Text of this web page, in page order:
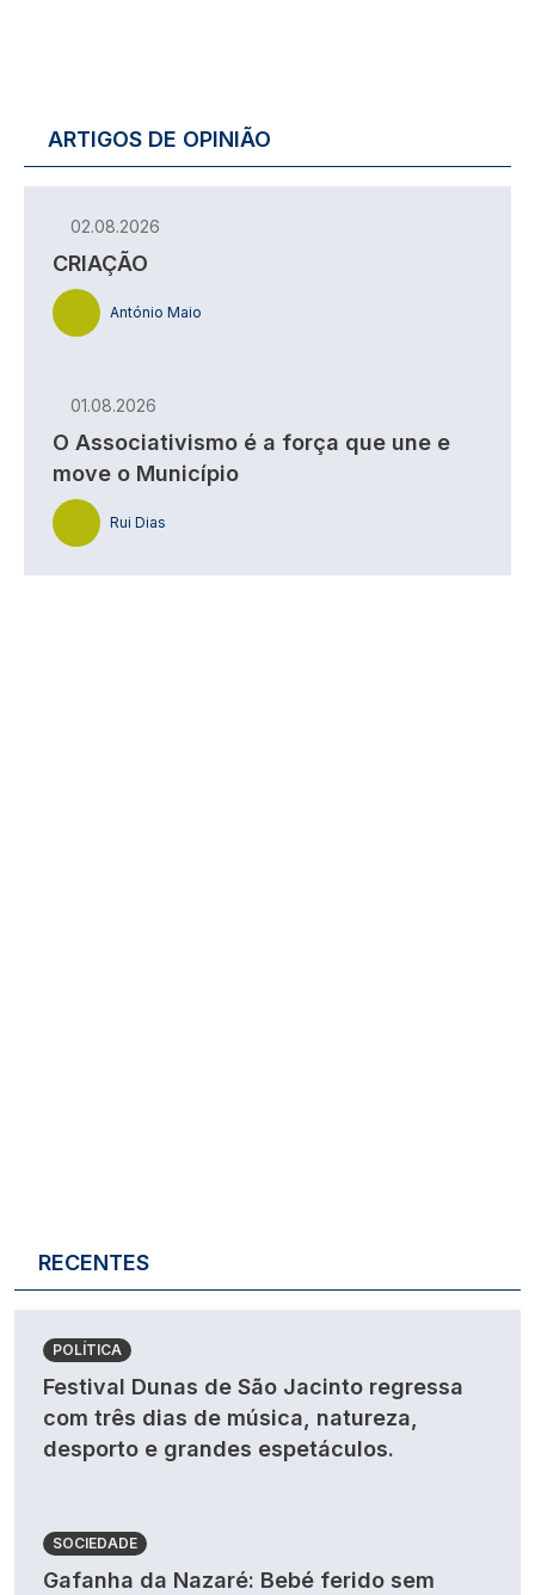
ARTIGOS DE OPINIÃO
02.08.2026
CRIAÇÃO
António Maio
01.08.2026
O Associativismo é a força que une e
move o Município
Rui Dias
RECENTES
POLÍTICA
Festival Dunas de São Jacinto regressa
com três dias de música, natureza,
desporto e grandes espetáculos.
SOCIEDADE
Gafanha da Nazaré: Bebé ferido sem